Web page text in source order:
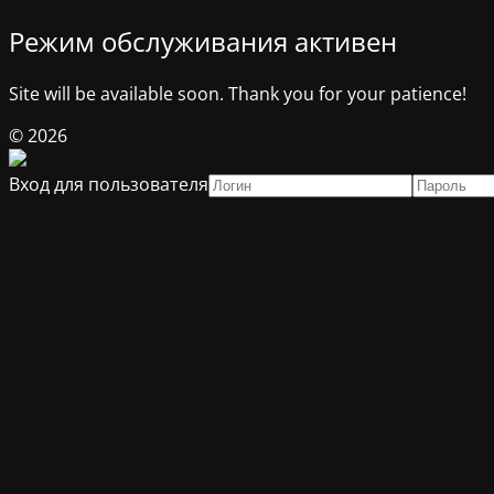
Режим обслуживания активен
Site will be available soon. Thank you for your patience!
© 2026
Вход для пользователя